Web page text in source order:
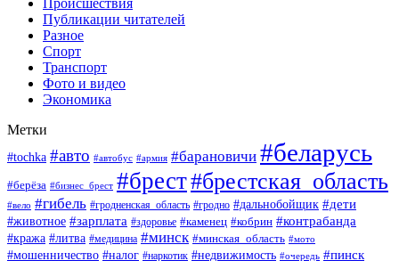
Публикации читателей
Разное
Спорт
Транспорт
Фото и видео
Экономика
Метки
#tochka #авто #автобус #армия #барановичи #беларусь
#берёза #бизнес_брест #брест#брестская_область
#вело #гибель #гродненская_область #гродно #дальнобойщик #дети
#животное #зарплата #здоровье #каменец #кобрин #контрабанда
#кража #литва #медицина #минск #минская_область #мото
#мошенничество #налог #наркотик #недвижимость #очередь #пинск